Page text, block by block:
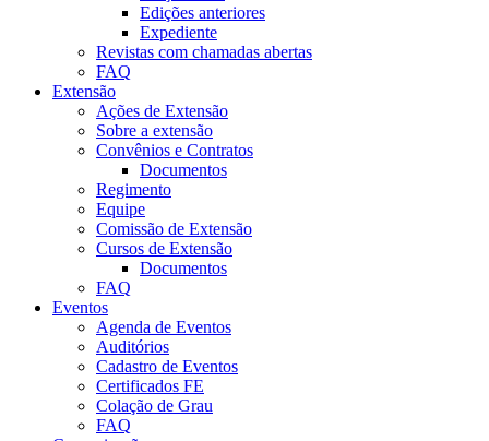
Edições anteriores
Expediente
Revistas com chamadas abertas
FAQ
Extensão
Ações de Extensão
Sobre a extensão
Convênios e Contratos
Documentos
Regimento
Equipe
Comissão de Extensão
Cursos de Extensão
Documentos
FAQ
Eventos
Agenda de Eventos
Auditórios
Cadastro de Eventos
Certificados FE
Colação de Grau
FAQ